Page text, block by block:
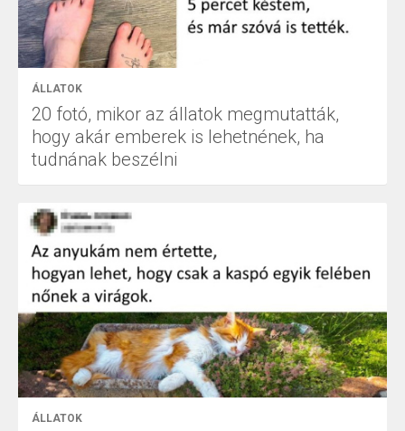
ÁLLATOK
20 fotó, mikor az állatok megmutatták,
hogy akár emberek is lehetnének, ha
tudnának beszélni
ÁLLATOK